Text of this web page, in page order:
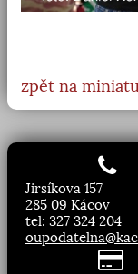
zpět na
Jirsíkova 157
285 09 Kácov
tel: 327 324 204